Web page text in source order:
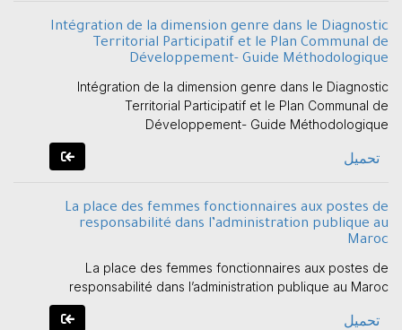
Intégration de la dimension genre dans le Diagnostic
Territorial Participatif et le Plan Communal de
Développement- Guide Méthodologique
Intégration de la dimension genre dans le Diagnostic
Territorial Participatif et le Plan Communal de
Développement- Guide Méthodologique
تحميل
La place des femmes fonctionnaires aux postes de
responsabilité dans l’administration publique au
Maroc
La place des femmes fonctionnaires aux postes de
responsabilité dans l’administration publique au Maroc
تحميل